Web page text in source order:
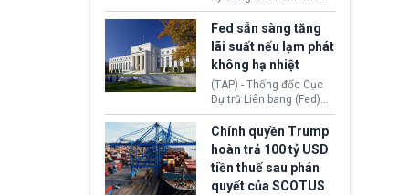
áp lực dồn dập, FIFA phải
tổ chức cuộc họp khẩn ở
Morocco.
tục thu hồi chứng nhận
hoạt động của tổ chức
hiến tạng Network for
Hope (bang Kentucky).
Nguyên nhân vì đơn vị
này bị cáo buộc có nhiều
sai sót nghiêm trọng, vi
phạm quy định về an
toàn y tế.
Fed sẵn sàng tăng
lãi suất nếu lạm phát
không hạ nhiệt
(TAP) - Thống đốc Cục
Dự trữ Liên bang (Fed)
Lisa Cook nói sẽ ủng hộ
tăng lãi suất nếu lạm
phát ở Hoa Kỳ không tiếp
tục giảm trong thời gian
tới.
Chính quyền Trump
hoàn trả 100 tỷ USD
tiền thuế sau phán
quyết của SCOTUS